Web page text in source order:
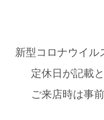
新型コロナウイル
定休日が記載
ご来店時は事